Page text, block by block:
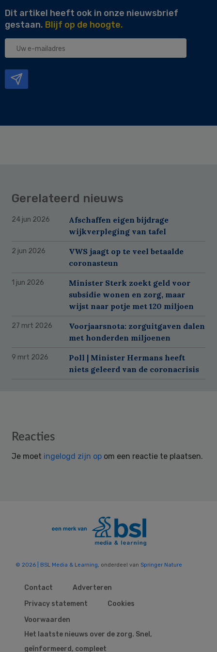
Dit artikel heeft ook in onze nieuwsbrief
gestaan. Blijf op de hoogte.
Uw
Gerelateerd nieuws
24 jun 2026
Afschaffen eigen bijdrage
wijkverpleging van tafel
2 jun 2026
VWS jaagt op te veel betaalde
coronasteun
1 jun 2026
Minister Sterk zoekt geld voor
subsidie wonen en zorg, maar
wijst naar potje met 120 miljoen
27 mrt 2026
Voorjaarsnota: zorguitgaven dalen
met honderden miljoenen
9 mrt 2026
Poll | Minister Hermans heeft
niets geleerd van de coronacrisis
Reader
Reacties
Je moet ingelogd zijn op om een reactie te plaatsen.
© 2026 | BSL Media & Learning, onderdeel van Springer Nature
Contact
Adverteren
Privacy statement
Cookies
Voorwaarden
Het laatste nieuws over de zorg. Snel,
geïnformeerd, compleet